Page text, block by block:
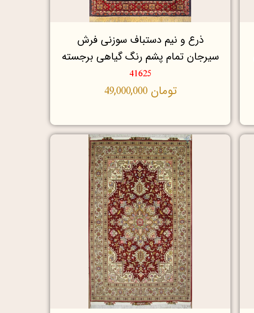
ذرع و نیم دستباف سوزنی فرش
سیرجان تمام پشم رنگ گیاهی برجسته
41625
تومان 49,000,000